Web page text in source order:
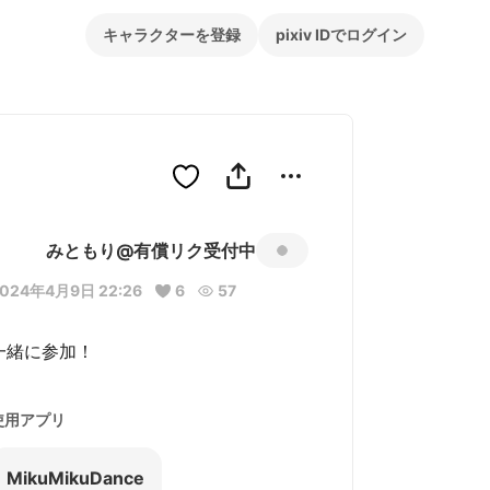
キャラクターを登録 pixiv IDでログイン
みともり@有償リク受付中
年4月9日 22:26 6 57
緒に参加！
用アプリ
MikuMikuDance